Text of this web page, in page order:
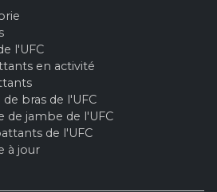
l'UFC
en activité
bras de l'UFC
de jambe de l'UFC
de l'UFC
à jour